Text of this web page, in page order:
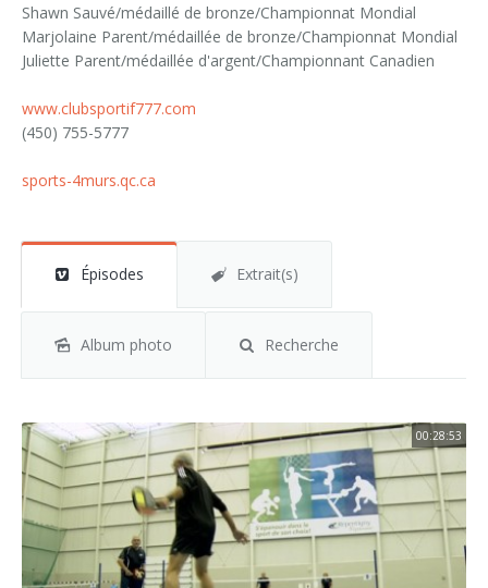
Shawn Sauvé/médaillé de bronze/Championnat Mondial
Marjolaine Parent/médaillée de bronze/Championnat Mondial
Juliette Parent/médaillée d'argent/Championnant Canadien
www.clubsportif777.com
(450) 755-5777
sports-4murs.qc.ca
Épisodes Extrait(s)
Album photo Recherche
00:28:53